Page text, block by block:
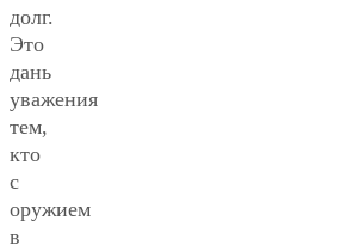
долг.
Это
дань
уважения
тем,
кто
с
оружием
в